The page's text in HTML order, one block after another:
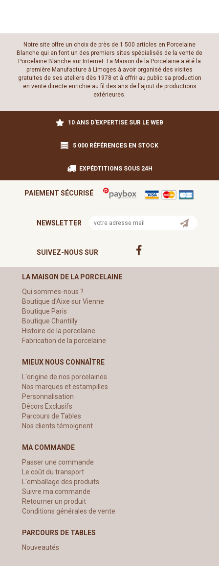
Notre site offre un choix de près de 1 500 articles en Porcelaine
Blanche qui en font un des premiers sites spécialisés de la vente de
Porcelaine Blanche sur Internet. La Maison de la Porcelaine a été la
première Manufacture à Limoges à avoir organisé des visites
gratuites de ses ateliers dès 1978 et à offrir au public sa production
en vente directe enrichie au fil des ans de l'ajout de productions
extérieures.
10 ANS D'EXPERTISE SUR LE WEB
5 000 RÉFÉRENCES EN STOCK
EXPÉDTITIONS SOUS 24H
PAIEMENT SÉCURISÉ
NEWSLETTER
SUIVEZ-NOUS SUR
LA MAISON DE LA PORCELAINE
Qui sommes-nous ?
Boutique d'Aixe sur Vienne
Boutique Paris
Boutique Chantilly
Histoire de la porcelaine
Fabrication de la porcelaine
MIEUX NOUS CONNAÎTRE
L'origine de nos porcelaines
Nos marques et estampilles
Personnalisation
Décors Exclusifs
Parcours de Tables
Nos clients témoignent
MA COMMANDE
Passer une commande
Le coût du transport
L'emballage des produits
Suivre ma commande
Retourner un produit
Conditions générales de vente
PARCOURS DE TABLES
Nouveautés